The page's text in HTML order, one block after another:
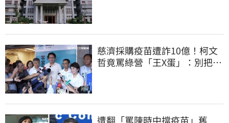
慈濟採購疫苗遭詐10億！柯文
哲竟罵綠營「王X蛋」：別把全
遭翻「罵陳時中擋疫苗」舊